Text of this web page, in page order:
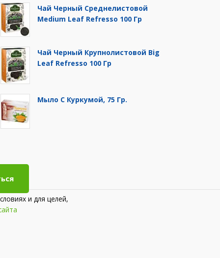
Чай Черный Среднелистовой
Medium Leaf Refresso 100 Гр
Чай Черный Крупнолистовой Big
Leaf Refresso 100 Гр
Мыло С Куркумой, 75 Гр.
и для целей,